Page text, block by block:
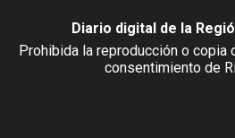
Diario digital de la
Prohibida la reproducción o
consentimiento de